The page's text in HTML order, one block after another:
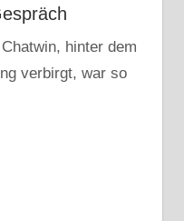
hinter dem
verbirgt, war so